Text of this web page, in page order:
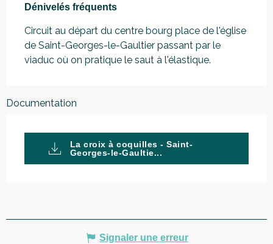
Dénivelés fréquents
Circuit au départ du centre bourg place de l'église
de Saint-Georges-le-Gaultier passant par le
viaduc où on pratique le saut à l'élastique.
Documentation
La croix à coquilles - Saint-
Georges-le-Gaultie...
Signaler une erreur